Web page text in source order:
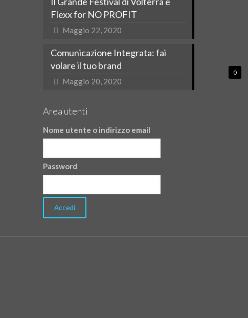
Flexx for NO PROFIT
Maggio 22, 2020
0
Comunicazione Integrata: fai
volare il tuo brand
Maggio 20, 2020
Area utenti
Nome utente o indirizzo email
Password